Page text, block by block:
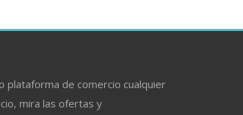
plataforma de comercio cualquier
mira las ofertas y